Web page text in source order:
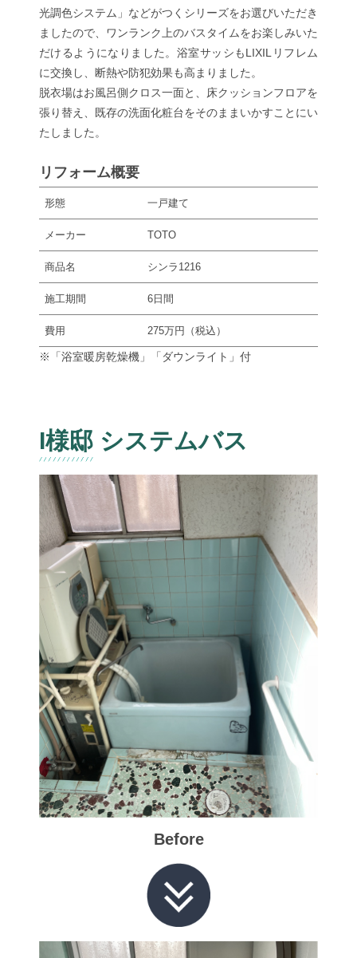
光調色システム」などがつくシリーズをお選びいただき
ましたので、ワンランク上のバスタイムをお楽しみいた
だけるようになりました。浴室サッシもLIXILリフレム
に交換し、断熱や防犯効果も高まりました。
脱衣場はお風呂側クロス一面と、床クッションフロアを
張り替え、既存の洗面化粧台をそのままいかすことにい
たしました。
リフォーム概要
形態 一戸建て
メーカー TOTO
商品名 シンラ1216
施工期間 6日間
費用 275万円（税込）
※「浴室暖房乾燥機」「ダウンライト」付
I様邸 システムバス
Before